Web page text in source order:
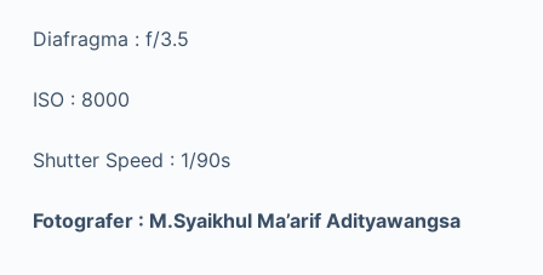
Diafragma : f/3.5
ISO : 8000
Shutter Speed : 1/90s
Fotografer : M.Syaikhul Ma’arif Adityawangsa